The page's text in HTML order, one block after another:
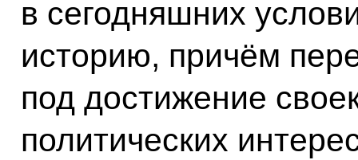
в сегодняшних
историю, причём
под достижение
политических